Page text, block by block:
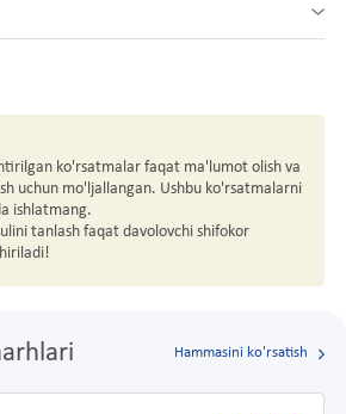
ko'rsatmalar faqat ma'lumot olish va
uchun mo'ljallangan. Ushbu ko'rsatmalarni
ishlatmang.
tanlash faqat davolovchi shifokor
Hammasini ko'rsatish